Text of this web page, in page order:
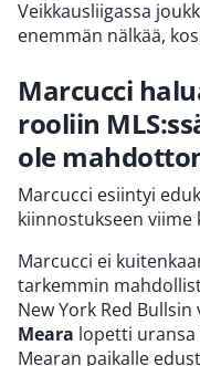
Veikkausliigassa
enemmän nälkää,
Marcucci
rooliin
ole
Marcucci esiintyi
kiinnostukseen viime
Marcucci ei
tarkemmin
New York Red
Meara lopetti
Mearan paikalle